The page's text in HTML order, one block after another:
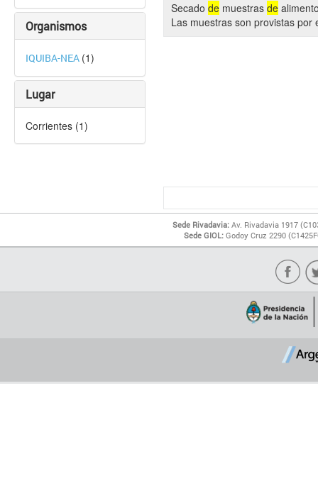
Organismos
IQUIBA-NEA (1)
Lugar
Corrientes (1)
Secado de muestras de
Las muestras son provistas por
Sede Rivadavia: Av. Rivadavia 1917
Sede GIOL: Godoy Cruz 2290